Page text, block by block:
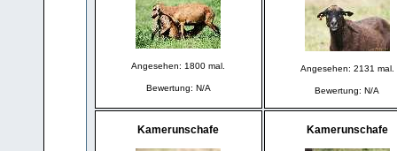
Angesehen: 1800 mal.
Bewertung: N/A
Angesehen: 2131 mal.
Bewertung: N/A
Kamerunschafe Kamerunschafe